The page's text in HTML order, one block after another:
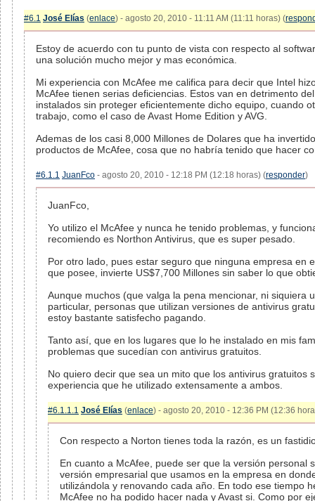
#6.1 José Elías (enlace) - agosto 20, 2010 - 11:11 AM (11:11 horas) (
Estoy de acuerdo con tu punto de vista con respecto al
una solución mucho mejor y mas económica.
Mi experiencia con McAfee me califica para decir que Intel
McAfee tienen serias deficiencias. Estos van en detrimento
instalados sin proteger eficientemente dicho equipo, cuando
trabajo, como el caso de Avast Home Edition y AVG.
Ademas de los casi 8,000 Millones de Dolares que ha
productos de McAfee, cosa que no habría tenido que hacer
#6.1.1 JuanFco - agosto 20, 2010 - 12:18 PM (12:18 horas) (responder)
JuanFco,
Yo utilizo el McAfee y nunca he tenido problemas, y
recomiendo es Northon Antivirus, que es super pesado.
Por otro lado, pues estar seguro que ninguna empresa en
que posee, invierte US$7,700 Millones sin saber lo que
Aunque muchos (que valga la pena mencionar, ni siquiera
particular, personas que utilizan versiones de antivirus
estoy bastante satisfecho pagando.
Tanto así, que en los lugares que lo he instalado en mis
problemas que sucedían con antivirus gratuitos.
No quiero decir que sea un mito que los antivirus
experiencia que he utilizado extensamente a ambos.
#6.1.1.1 José Elías (enlace) - agosto 20, 2010 - 12:36 PM (12:36
Con respecto a Norton tienes toda la razón, es un
En cuanto a McAfee, puede ser que la versión personal
versión empresarial que usamos en la empresa en
utilizándola y renovando cada año. En todo ese tiempo
McAfee no ha podido hacer nada y Avast si. Como por